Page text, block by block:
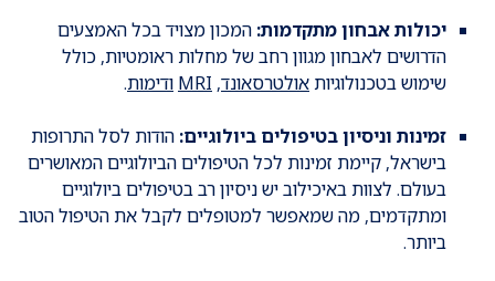
יכולות אבחון מתקדמות: המכון מצויד בכל האמצעים
הדרושים לאבחון מגוון רחב של מחלות ראומטיות, כולל
שימוש בטכנולוגיותאולטרסאונד,
MRI ודימות.
זמינות וניסיון בטיפולים ביולוגיים: הודות לסל התרופות
בישראל, קיימת זמינות לכל הטיפולים הביולוגיים המאושרים
בעולם. לצוות באיכילוב יש ניסיון רב בטיפולים ביולוגיים
ומתקדמים, מה שמאפשר למטופלים לקבל את הטיפול הטוב
ביותר.